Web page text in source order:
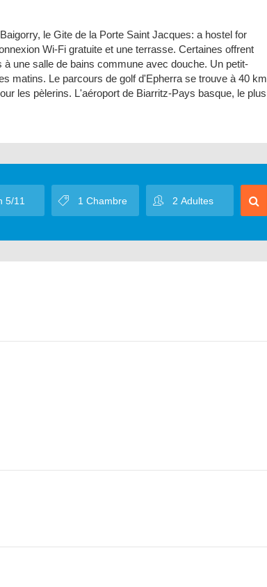
le Gite de la Porte Saint Jacques: a hostel for
Wi-Fi gratuite et une terrasse. Certaines offrent
une salle de bains commune avec douche. Un petit-
matins. Le parcours de golf d'Epherra se trouve à 40 km
les pèlerins. L'aéroport de Biarritz-Pays basque, le plus